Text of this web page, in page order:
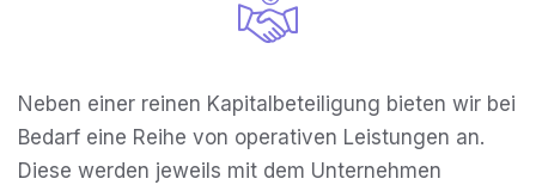
Neben einer reinen Kapitalbeteiligung bieten wir bei
Bedarf eine Reihe von operativen Leistungen an.
Diese werden jeweils mit dem Unternehmen